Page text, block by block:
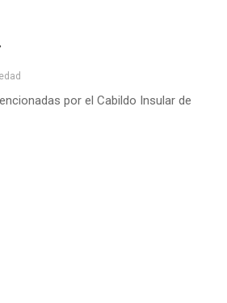
por el Cabildo Insular de